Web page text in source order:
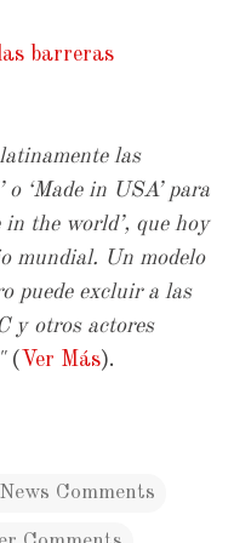
barreras
las
‘Made in USA’ para
in the world’, que hoy
mundial. Un modelo
puede excluir a las
y otros actores
( Ver Más).
Comments